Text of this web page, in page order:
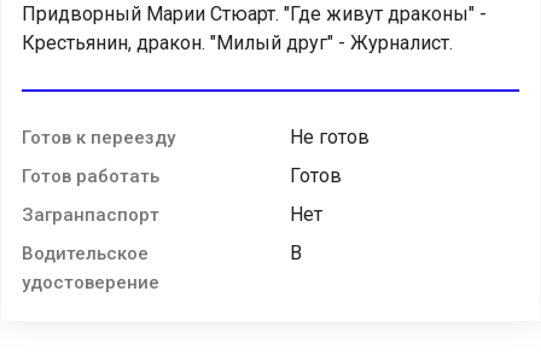
Придворный Марии Стюарт. "Где живут драконы" -
Крестьянин, дракон. "Милый друг" - Журналист.
Готов к переезду Не готов
Готов работать Готов
Загранпаспорт Нет
Водительское
удостоверение
B